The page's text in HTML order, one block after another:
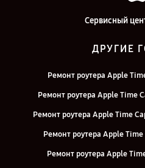
Сервисный
ДРУГИЕ
Ремонт роутера Apple
Ремонт роутера Apple Time
Ремонт роутера Apple Time
Ремонт роутера Apple
Ремонт роутера Apple